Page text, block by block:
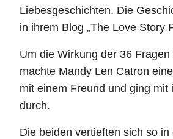
Liebesgeschichten. Die
in ihrem Blog „The Love Story
Um die Wirkung der 36 Fragen
machte Mandy Len Catron
mit einem Freund und ging mit
durch.
Die beiden vertieften sich so